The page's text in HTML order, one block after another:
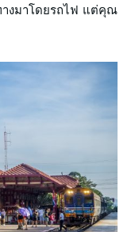
งมาโดยรถไฟ แต่คุณ